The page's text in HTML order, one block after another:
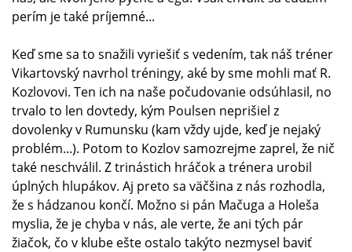
perím je také príjemné...
Keď sme sa to snažili vyriešiť s vedením, tak náš tréner
Vikartovský navrhol tréningy, aké by sme mohli mať R.
Kozlovovi. Ten ich na naše počudovanie odsúhlasil, no
trvalo to len dovtedy, kým Poulsen neprišiel z
dovolenky v Rumunsku (kam vždy ujde, keď je nejaký
problém...). Potom to Kozlov samozrejme zaprel, že nič
také neschválil. Z trinástich hráčok a trénera urobil
úplných hlupákov. Aj preto sa väčšina z nás rozhodla,
že s hádzanou končí. Možno si pán Mačuga a Holeša
myslia, že je chyba v nás, ale verte, že ani tých pár
žiačok, čo v klube ešte ostalo takýto nezmysel baviť